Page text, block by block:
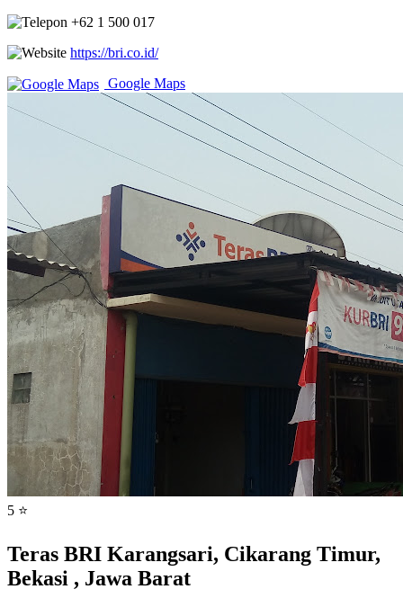
+62 1 500 017
https://bri.co.id/
Google Maps
5 ⭐
Teras BRI Karangsari, Cikarang Timur,
Bekasi , Jawa Barat